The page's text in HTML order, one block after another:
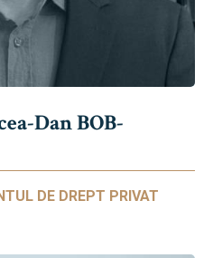
Dan BOB-
DE DREPT PRIVAT